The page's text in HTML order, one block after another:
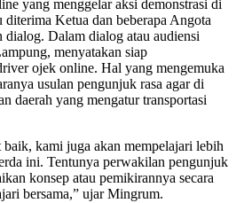
yang menggelar aksi demonstrasi di
Ketua dan beberapa Angota
Dalam dialog atau audiensi
menyatakan siap
ojek online. Hal yang mengemuka
usulan pengunjuk rasa agar di
daerah yang mengatur transportasi
baik, kami juga akan mempelajari lebih
ini. Tentunya perwakilan pengunjuk
konsep atau pemikirannya secara
bersama,” ujar Mingrum.